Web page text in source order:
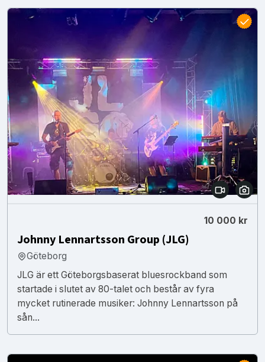
10 000 kr
Johnny Lennartsson Group (JLG)
Göteborg
JLG är ett Göteborgsbaserat bluesrockband som
startade i slutet av 80-talet och består av fyra
mycket rutinerade musiker: Johnny Lennartsson på
sån...